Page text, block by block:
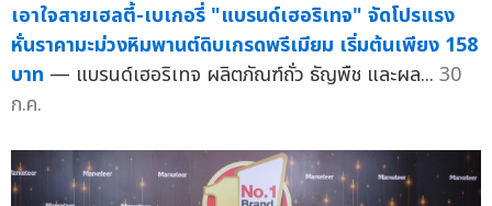
เอาใจสายเฮลตี้-เบเกอรี่ "แบรนด์เฮอริเทจ" จัดโปรแรง
หั่นราคามะม่วงหิมพานต์ดิบเกรดพรีเมียม เริ่มต้นเพียง 158
บาท — แบรนด์เฮอริเทจ ผลิตภัณฑ์ถั่ว ธัญพืช และผล... 30
ก.ค.